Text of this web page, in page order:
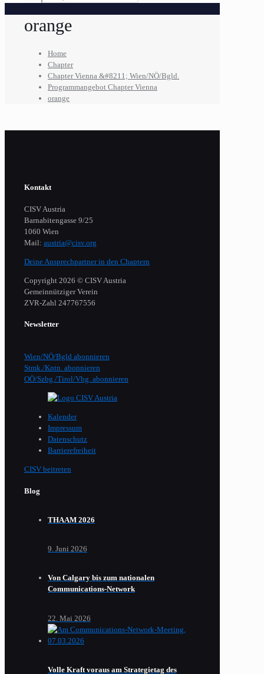
orange
Home
Chapter
Chapter Vienna &#8211; Wien/NÖ/Bgld.
Programmangebot Chapter Vienna
orange
Kontakt
CISV Austria
Barnabitengasse 9/25
1060 Wien
Mail: austria@cisv.org
Deine Ansprechpartner in den Chaptern
Copyright 2026 © CISV Austria
Gemeinnütziger Verein
​ZVR-Zahl 247767556
Newsletter
Wien/NÖ/Bgld abonnieren
Stmk./Kntn. abonnieren
OÖ/Szbg./Tirol/Vbg. abonnieren
Kalender
Impressum
Datenschutz
Barrierefreiheit
CISV beitreten
Blog
THAAM 2026
9. Juni 2026
Von Calgary bis zum nationalen
Communications-Network
22. Mai 2026
Volle Kraft voraus am Strategietag des